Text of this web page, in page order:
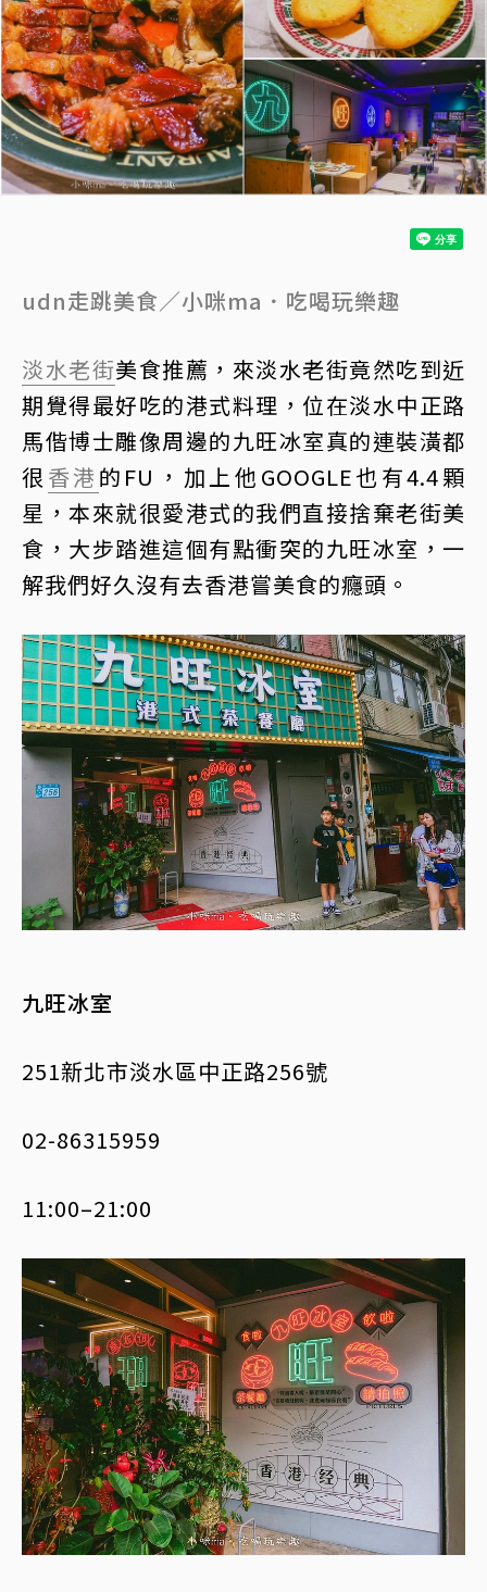
udn走跳美食／小咪ma．吃喝玩樂趣
淡水老街美食推薦，來淡水老街竟然吃到近
期覺得最好吃的港式料理，位在淡水中正路
馬偕博士雕像周邊的九旺冰室真的連裝潢都
很 香港 的FU，加上他GOOGLE也有4.4顆
星，本來就很愛港式的我們直接捨棄老街美
食，大步踏進這個有點衝突的九旺冰室，一
解我們好久沒有去香港嘗美食的癮頭。
九旺冰室
251新北市淡水區中正路256號
02-86315959
11:00–21:00